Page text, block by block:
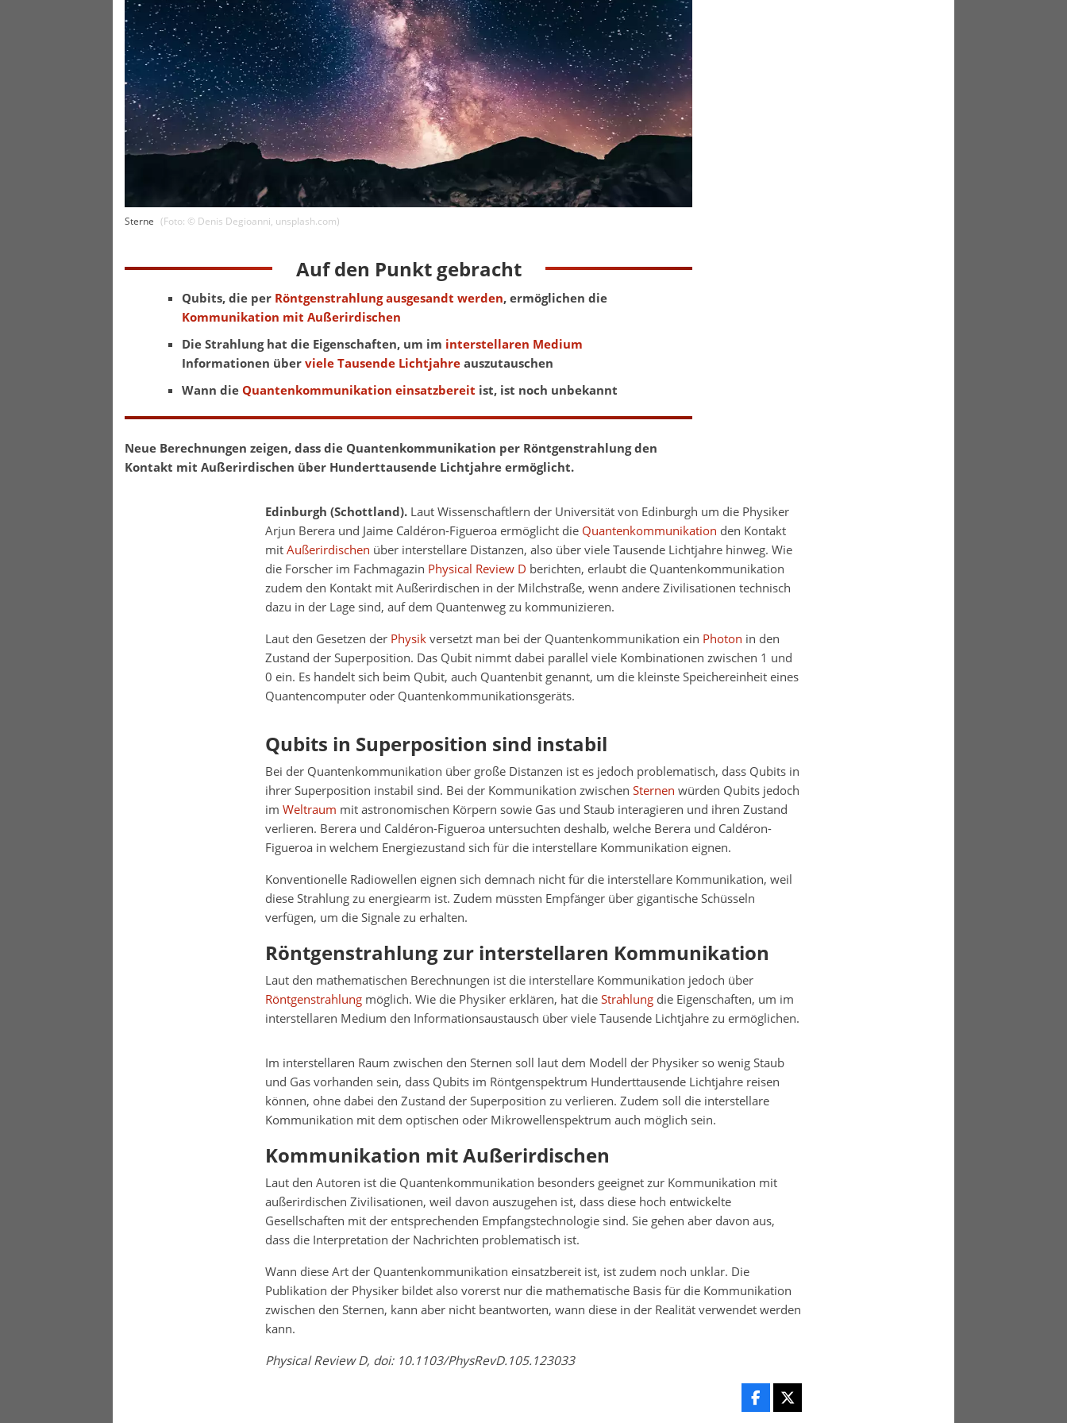
Sterne (Foto: © Denis Degioanni, unsplash.com)
Auf den Punkt gebracht
Qubits, die per Röntgenstrahlung ausgesandt werden, ermöglichen die
Kommunikation mit Außerirdischen
Die Strahlung hat die Eigenschaften, um im interstellaren Medium
Informationen überviele Tausende Lichtjahreauszutauschen
Wann dieQuantenkommunikation einsatzbereit ist, ist noch unbekannt
Neue Berechnungen zeigen, dass die Quantenkommunikation per Röntgenstrahlung den
Kontakt mit Außerirdischen über Hunderttausende Lichtjahre ermöglicht.
Edinburgh (Schottland). Laut Wissenschaftlern der Universität von Edinburgh um die Physiker
Arjun Berera und Jaime Caldéron-Figueroa ermöglicht die Quantenkommunikation den Kontakt
mitAußerirdischen über interstellare Distanzen, also über viele Tausende Lichtjahre hinweg. Wie
die Forscher im Fachmagazin Physical Review D berichten, erlaubt die Quantenkommunikation
zudem den Kontakt mit Außerirdischen in der Milchstraße, wenn andere Zivilisationen technisch
dazu in der Lage sind, auf dem Quantenweg zu kommunizieren.
Laut den Gesetzen der Physikversetzt man bei der Quantenkommunikation ein Photon in den
Zustand der Superposition. Das Qubit nimmt dabei parallel viele Kombinationen zwischen 1 und
0 ein. Es handelt sich beim Qubit, auch Quantenbit genannt, um die kleinste Speichereinheit eines
Quantencomputer oder Quantenkommunikationsgeräts.
Qubits in Superposition sind instabil
Bei der Quantenkommunikation über große Distanzen ist es jedoch problematisch, dass Qubits in
ihrer Superposition instabil sind. Bei der Kommunikation zwischen Sternen würden Qubits jedoch
im Weltraum mit astronomischen Körpern sowie Gas und Staub interagieren und ihren Zustand
verlieren. Berera und Caldéron-Figueroa untersuchten deshalb, welche Berera und Caldéron-
Figueroa in welchem Energiezustand sich für die interstellare Kommunikation eignen.
Konventionelle Radiowellen eignen sich demnach nicht für die interstellare Kommunikation, weil
diese Strahlung zu energiearm ist. Zudem müssten Empfänger über gigantische Schüsseln
verfügen, um die Signale zu erhalten.
Röntgenstrahlung zur interstellaren Kommunikation
Laut den mathematischen Berechnungen ist die interstellare Kommunikation jedoch über
Röntgenstrahlungmöglich. Wie die Physiker erklären, hat dieStrahlungdie Eigenschaften, um im
interstellaren Medium den Informationsaustausch über viele Tausende Lichtjahre zu ermöglichen.
Im interstellaren Raum zwischen den Sternen soll laut dem Modell der Physiker so wenig Staub
und Gas vorhanden sein, dass Qubits im Röntgenspektrum Hunderttausende Lichtjahre reisen
können, ohne dabei den Zustand der Superposition zu verlieren. Zudem soll die interstellare
Kommunikation mit dem optischen oder Mikrowellenspektrum auch möglich sein.
Kommunikation mit Außerirdischen
Laut den Autoren ist die Quantenkommunikation besonders geeignet zur Kommunikation mit
außerirdischen Zivilisationen, weil davon auszugehen ist, dass diese hoch entwickelte
Gesellschaften mit der entsprechenden Empfangstechnologie sind. Sie gehen aber davon aus,
dass die Interpretation der Nachrichten problematisch ist.
Wann diese Art der Quantenkommunikation einsatzbereit ist, ist zudem noch unklar. Die
Publikation der Physiker bildet also vorerst nur die mathematische Basis für die Kommunikation
zwischen den Sternen, kann aber nicht beantworten, wann diese in der Realität verwendet werden
kann.
Physical Review D, doi: 10.1103/PhysRevD.105.123033